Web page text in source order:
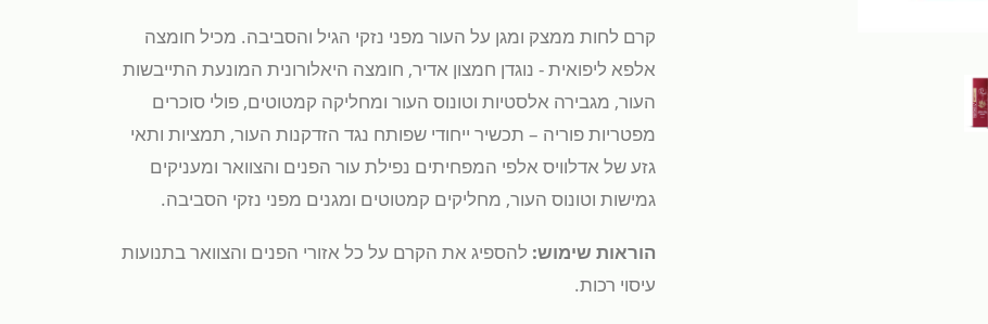
קרם לחות ממצק ומגן על העור מפני נזקי הגיל והסביבה. מכיל חומצה
אלפא ליפואית - נוגדן חמצון אדיר, חומצה היאלורונית המונעת התייבשות
העור, מגבירה אלסטיות וטונוס העור ומחליקה קמטוטים, פולי סוכרים
מפטריות פוריה – תכשיר ייחודי שפותח נגד הזדקנות העור, תמציות ותאי
גזע של אדלוויס אלפי המפחיתים נפילת עור הפנים והצוואר ומעניקים
גמישות וטונוס העור, מחליקים קמטוטים ומגנים מפני נזקי הסביבה.
הוראות שימוש: להספיג את הקרם על כל אזורי הפנים והצוואר בתנועות
עיסוי רכות.